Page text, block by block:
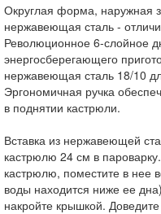
Округлая форма, наружная
нержавеющая сталь -
Революционное 6-слойное
энергосберегающего
нержавеющая сталь 18/10
Эргономичная ручка
в поднятии кастрюли.
Вставка из нержавеющей
кастрюлю 24 см в
кастрюлю, поместите в нее
воды находится ниже ее
накройте крышкой.